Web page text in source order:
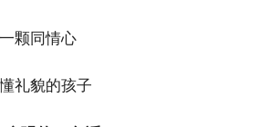
颗同情心
礼貌的孩子